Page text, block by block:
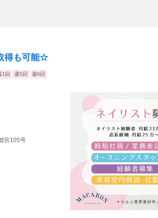
得も可能☆
1回 週5回 週6回
宮105号